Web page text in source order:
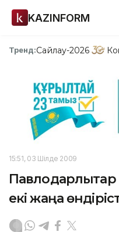
KAZINFORM
Тренд:Сайлау-2026
15:51, 03 Шілде 2009
екі жаңа